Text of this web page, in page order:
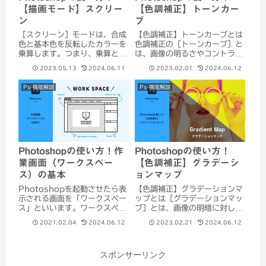
【描画モード】スクリー
ン
［スクリーン］モードは、合成
色と基本色を反転したカラーを
乗算します。つまり、乗算と正
るいカラーとなります。［スク
リーン］は描画モードの中で最
も使用頻度が高くなるモードで
すので必ず覚えておきましょ
2023.05.13 2024.06.11
【色調補正】トーンカー
ブ
【色調補正】トーンカーブとは
色調補正の［トーンカーブ］と
は、画像の明るさやコントラス
とができる機能です。一般的に
は画像の明暗を調整する際に使
用します。トーンカーブの基本
操作はじめに覚えておきたいパ
ネルの主要部分を...
2023.02.01 2024.06.12
Ps-機能解説
Photoshopの使い方！作
業画面（ワークスペー
ス）の基本
Photoshopを起動させたら表
示される画面を「ワークスペー
ス」といいます。ワークスペー
いやすいようにカスタマイズす
2021.02.04 2024.06.12
Ps-機能解説
Photoshopの使い方！
【色調補正】グラデーシ
ョンマップ
【色調補正】グラデーションマ
ップとは［グラデーションマッ
プ］とは、画像の明暗に対して
置き換える機能です。左：
いう言葉があります。ダブルト
2023.02.21 2024.06.12
スポンサーリンク